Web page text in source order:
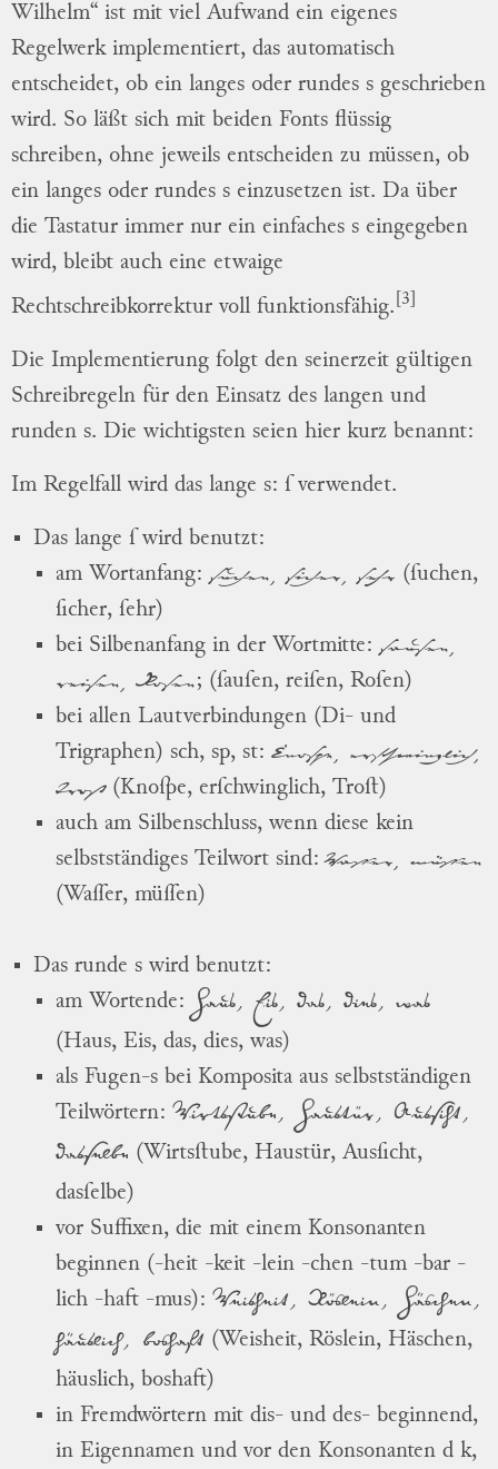
Wilhelm“ ist mit viel Aufwand ein eigenes
Regelwerk implementiert, das automatisch
entscheidet, ob ein langes oder rundes s geschrieben
wird. So läßt sich mit beiden Fonts flüssig
schreiben, ohne jeweils entscheiden zu müssen, ob
ein langes oder rundes s einzusetzen ist. Da über
die Tastatur immer nur ein einfaches s eingegeben
wird, bleibt auch eine etwaige
Rechtschreibkorrektur voll funktionsfähig. [3]
Die Implementierung folgt den seinerzeit gültigen
Schreibregeln für den Einsatz des langen und
runden s. Die wichtigsten seien hier kurz benannt:
Im Regelfall wird das lange s: ſ verwendet.
Das lange ſ wird benutzt:
am Wortanfang: suchen, sicher, sehr (ſuchen,
ſicher, ſehr)
bei Silbenanfang in der Wortmitte: sauſen,
reisen, Rosen; (ſauſen, reiſen, Roſen)
bei allen Lautverbindungen (Di- und
Trigraphen) sch, sp, st: Knoſpe, erſchwinglich,
Troſt(Knoſpe, erſchwinglich, Troſt)
auch am Silbenschluss, wenn diese kein
selbstständiges Teilwort sind:Wasser, müssen
(Waſſer, müſſen)
Das runde s wird benutzt:
am Wortende: Haus, Eis, das, dies, was
(Haus, Eis, das, dies, was)
als Fugen-s bei Komposita aus selbstständigen
Teilwörtern: Wirtsstube, Haustür, Aussiht,
dasselbe (Wirtsſtube, Haustür, Ausſicht,
dasſelbe)
vor Suffixen, die mit einem Konsonanten
beginnen (-heit -keit -lein -chen -tum -bar -
lich -haft -mus): Weisheit, Röslein, Häšchen,
häuslich, boshaft (Weisheit, Röslein, Häschen,
häuslich, boshaft)
in Fremdwörtern mit dis- und des- beginnend,
in Eigennamen und vor den Konsonanten d k,